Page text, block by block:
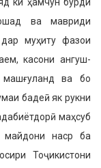
ва мавриди
муҳиту фазои
касони ангуш­
ва бо
бадеӣ як рукни
маҳсуб
майдони наср ба
Тоҷикистони